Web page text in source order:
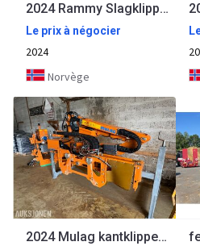
2024 Rammy Slagklipper 120 ATV
Le prix à négocier
2024
Norvège
2024 Mulag kantklipper / kantslått / krattknuser for traktor